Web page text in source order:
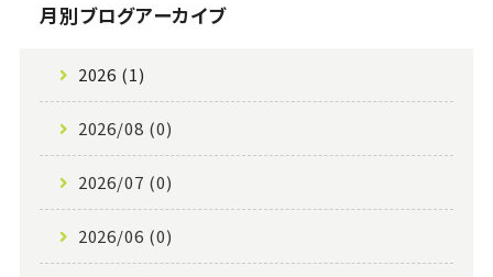
月別ブログアーカイブ
2026 (1)
2026/08 (0)
2026/07 (0)
2026/06 (0)